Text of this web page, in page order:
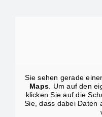
Sie sehen gerade
Maps. Um auf den
klicken Sie auf die
Sie, dass dabei Daten